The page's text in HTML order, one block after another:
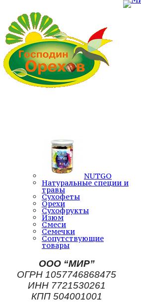
NUTGO
Натуральные специи и
травы
Сухофеты
Орехи
Сухофрукты
Изюм
Смеси
Семечки
Сопутствующие
товары
ООО “МИР”
ОГРН 1057746868475
ИНН 7721530261
КПП 504001001